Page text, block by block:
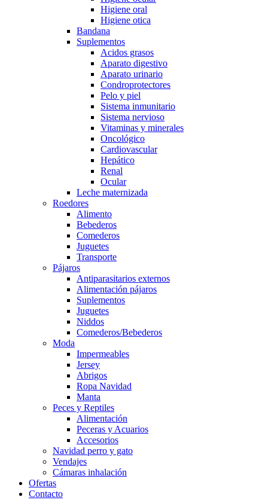
Higiene oral
Higiene otica
Bandana
Suplementos
Acidos grasos
Aparato digestivo
Aparato urinario
Condroprotectores
Pelo y piel
Sistema inmunitario
Sistema nervioso
Vitaminas y minerales
Oncológico
Cardiovascular
Hepático
Renal
Ocular
Leche maternizada
Roedores
Alimento
Bebederos
Comederos
Juguetes
Transporte
Pájaros
Antiparasitarios externos
Alimentación pájaros
Suplementos
Juguetes
Niddos
Comederos/Bebederos
Moda
Impermeables
Jersey
Abrigos
Ropa Navidad
Manta
Peces y Reptiles
Alimentación
Peceras y Acuarios
Accesorios
Navidad perro y gato
Vendajes
Cámaras inhalación
Ofertas
Contacto